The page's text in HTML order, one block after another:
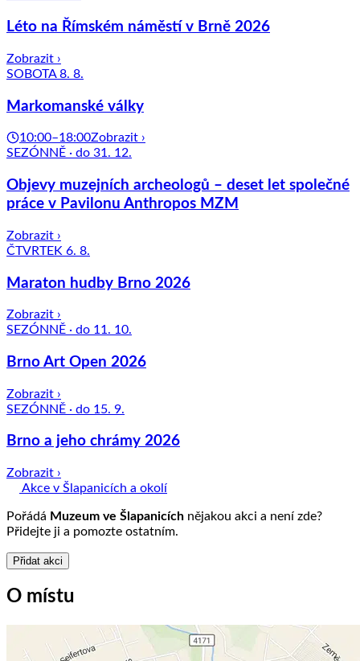
Léto na Římském náměstí v Brně 2026
Zobrazit ›
SOBOTA 8. 8.
Markomanské války
10:00–18:00Zobrazit ›
SEZÓNNĚ · do 31. 12.
Objevy muzejních archeologů – deset let společné
práce v Pavilonu Anthropos MZM
Zobrazit ›
ČTVRTEK 6. 8.
Maraton hudby Brno 2026
Zobrazit ›
SEZÓNNĚ · do 11. 10.
Brno Art Open 2026
Zobrazit ›
SEZÓNNĚ · do 15. 9.
Brno a jeho chrámy 2026
Zobrazit ›
Akce v Šlapanicích a okolí
Pořádá Muzeum ve Šlapanicích nějakou akci a není zde?
Přidejte ji a pomozte ostatním.
Přidat akci
O místu